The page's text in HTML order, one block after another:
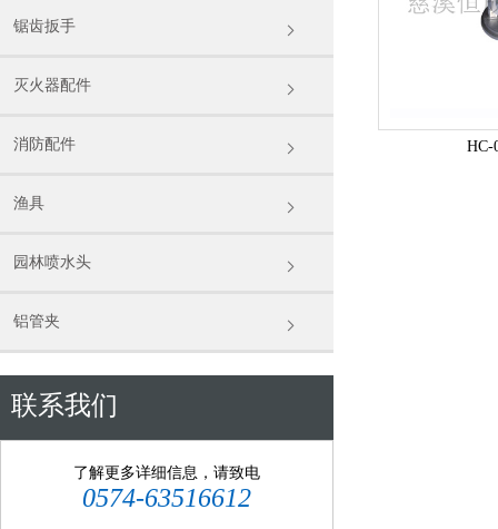
锯齿扳手
灭火器配件
消防配件
渔具
园林喷水头
铝管夹
联系我们
了解更多详细信息，请致电
0574-63516612
HC-